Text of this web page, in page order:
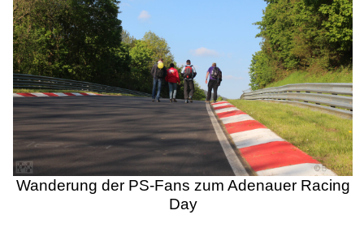
Wanderung der PS-Fans zum Adenauer Racing
Day